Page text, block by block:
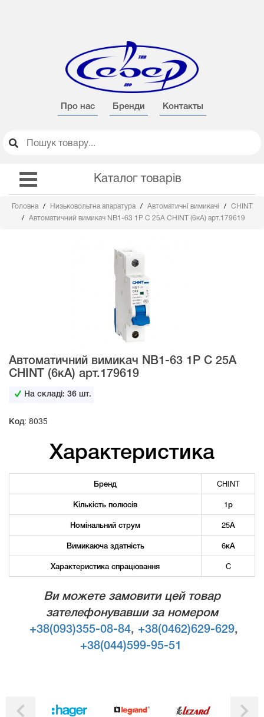
Про нас Бренди Контакты
Каталог товарів
Головна Низьковольтна апаратура Автоматичні вимикачі
CHINT
Автоматичний вимикач NB1-63 1Р С 25А CHINT (6кА) арт.179619
Автоматичний вимикач NB1-63 1Р С 25А
CHINT (6кА) арт.179619
На складі:36 шт.
Код: 8035
Характеристика
Бренд
CHINT
Кількість полюсів
1р
Номінальний струм
25А
Вимикаюча здатність
6кА
Характеристика спрацювання
C
Ви можете замовити цей товар
зателефонувавши за номером
+38(093)355-08-84, +38(0462)629-629,
+38(044)599-95-51